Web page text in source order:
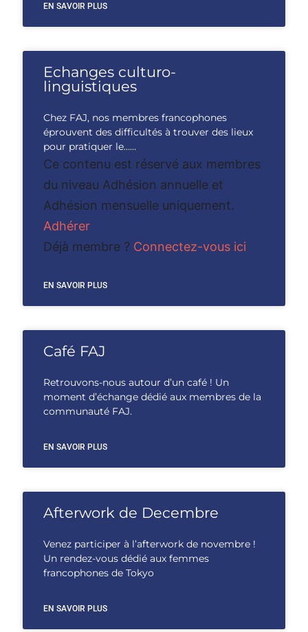
EN SAVOIR PLUS
Echanges culturo-
linguistiques
Chez FAJ, nos membres francophones
éprouvent des difficultés à trouver des lieux
pour pratiquer le…...
Ce contenu est réservé aux membres
du niveau Adhésion annuelle et
Adhésion mensuelle uniquement.
Adhérer
Déjà membre ? Connectez-vous ici
EN SAVOIR PLUS
Café FAJ
Retrouvons-nous autour d’un café ! Un
moment d’échange dédié aux membres de la
communauté FAJ.
EN SAVOIR PLUS
Afterwork de Decembre
Venez participer à l’afterwork de novembre !
Un rendez-vous dédié aux femmes
francophones de Tokyo
EN SAVOIR PLUS